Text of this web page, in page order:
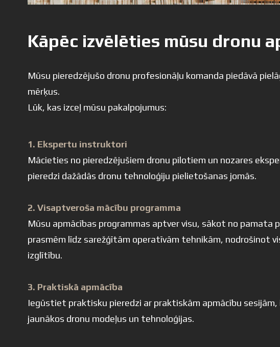
Kāpēc izvēlēties mūsu dronu
Mūsu pieredzējušo dronu profesionāļu komanda piedāvā
mērķus.
Lūk, kas izceļ mūsu pakalpojumus:
1. Ekspertu instruktori
Mācieties no pieredzējušiem dronu pilotiem un nozares
pieredzi dažādās dronu tehnoloģiju pielietošanas jomās.
2. Visaptveroša mācību programma
Mūsu apmācības programmas aptver visu, sākot no pamata
prasmēm līdz sarežģītām operatīvām tehnikām, nodrošinot
izglītību.
3. Praktiskā apmācība
Iegūstiet praktisku pieredzi ar praktiskām apmācību
jaunākos dronu modeļus un tehnoloģijas.